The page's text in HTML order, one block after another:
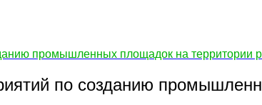
промышленных площадок на территории
по созданию